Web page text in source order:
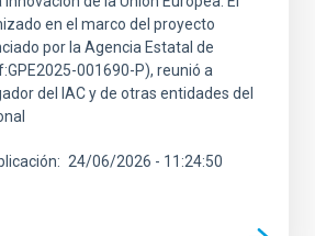
en el marco del proyecto
por la Agencia Estatal de
001690-P), reunió a
del IAC y de otras entidades del
24/06/2026 - 11:24:50